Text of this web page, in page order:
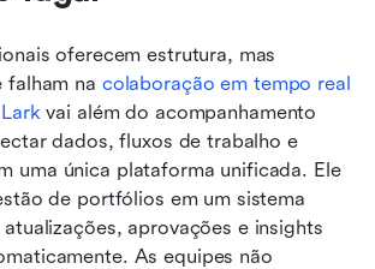
oferecem estrutura, mas
falham na colaboração em tempo real
Lark vai além do acompanhamento
dados, fluxos de trabalho e
uma única plataforma unificada. Ele
de portfólios em um sistema
aprovações e insights
As equipes não